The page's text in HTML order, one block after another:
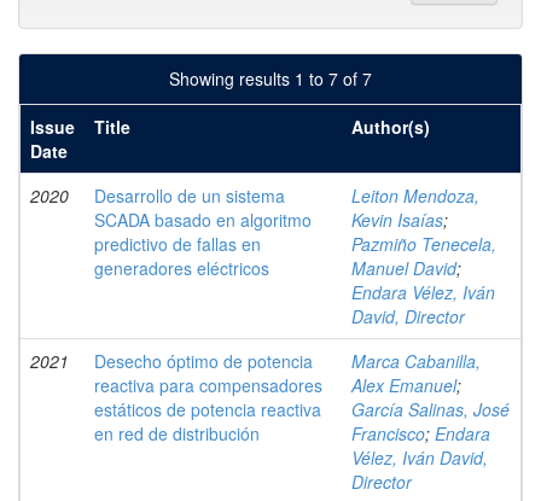
Showing results 1 to 7 of 7
Issue
Date
Title Author(s)
2020
Desarrollo de un sistema
SCADA basado en algoritmo
predictivo de fallas en
generadores eléctricos
Leiton Mendoza,
Kevin Isaías;
Pazmiño Tenecela,
Manuel David;
Endara Vélez, Iván
David, Director
2021
Desecho óptimo de potencia
reactiva para compensadores
estáticos de potencia reactiva
en red de distribución
Marca Cabanilla,
Alex Emanuel;
García Salinas, José
Francisco; Endara
Vélez, Iván David,
Director